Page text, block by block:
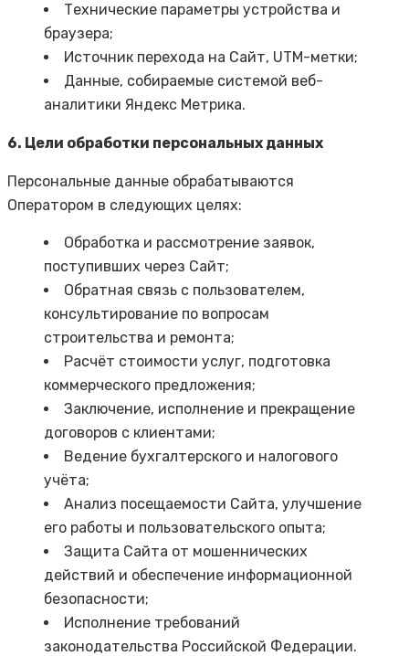
Технические параметры устройства и
браузера;
Источник перехода на Сайт, UTM-метки;
Данные, собираемые системой веб-
аналитики Яндекс Метрика.
6. Цели обработки персональных данных
Персональные данные обрабатываются
Оператором в следующих целях:
Обработка и рассмотрение заявок,
поступивших через Сайт;
Обратная связь с пользователем,
консультирование по вопросам
строительства и ремонта;
Расчёт стоимости услуг, подготовка
коммерческого предложения;
Заключение, исполнение и прекращение
договоров с клиентами;
Ведение бухгалтерского и налогового
учёта;
Анализ посещаемости Сайта, улучшение
его работы и пользовательского опыта;
Защита Сайта от мошеннических
действий и обеспечение информационной
безопасности;
Исполнение требований
законодательства Российской Федерации.